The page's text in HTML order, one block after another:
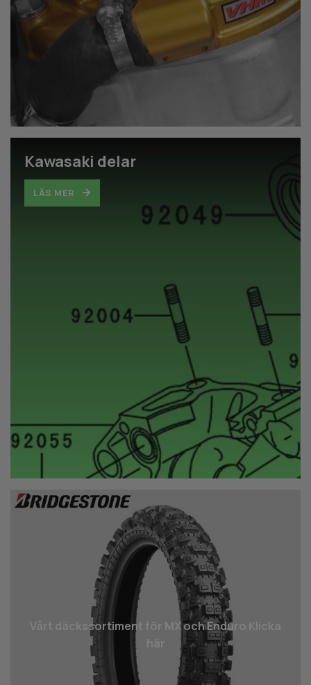
Kawasaki delar
LÄS MER
Vårt däcks­sortiment för MX och Enduro Klicka